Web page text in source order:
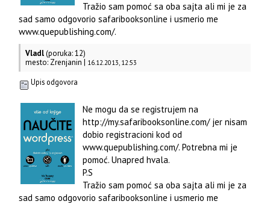
Tražio sam pomoć sa oba sajta ali mi je za
sad samo odgovorio safaribooksonline i usmerio me
www.quepublishing.com/.
Vladl(poruka: 12)
mesto: Zrenjanin | 16.12.2013, 12:53
Upis odgovora
Ne mogu da se registrujem na
http://my.safaribooksonline.com/ jer nisam
dobio registracioni kod od
www.quepublishing.com/. Potrebna mi je
pomoć. Unapred hvala.
P.S
Tražio sam pomoć sa oba sajta ali mi je za
sad samo odgovorio safaribooksonline i usmerio me